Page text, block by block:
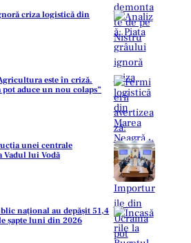
criza logistică din
este în criză.
aduce un nou colaps”
unei centrale
Vadul lui Vodă
național au depășit 51,4
șapte luni din 2026